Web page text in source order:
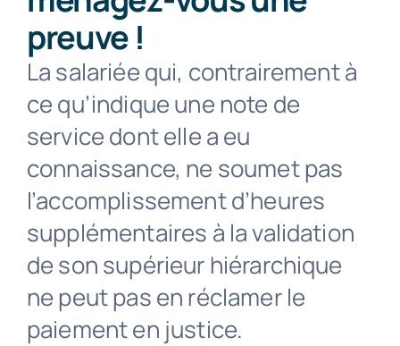
Carrière
Contact
preuve !
La salariée qui, contrairement à
ce qu’indique une note de
service dont elle a eu
connaissance, ne soumet pas
l’accomplissement d’heures
supplémentaires à la validation
de son supérieur hiérarchique
ne peut pas en réclamer le
paiement en justice.